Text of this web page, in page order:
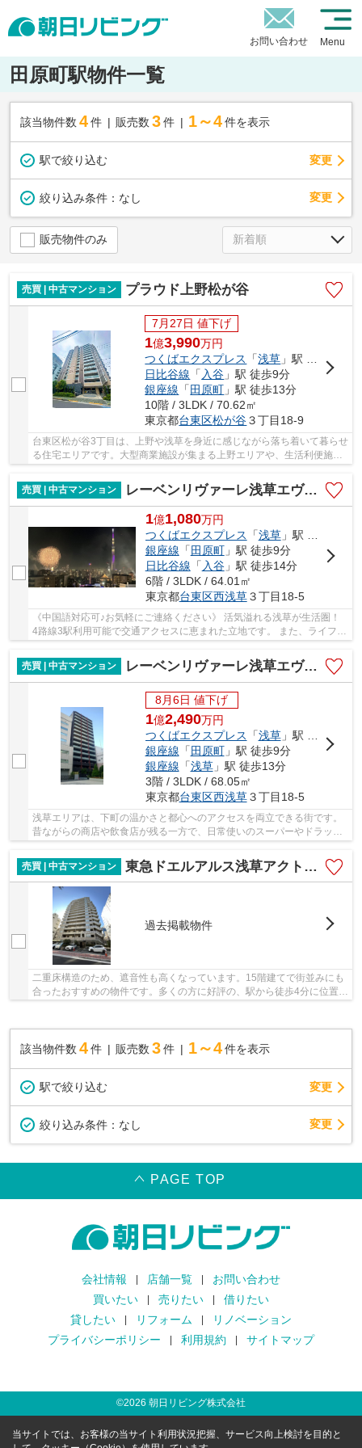
お問い合わせ Menu
田原町駅物件一覧
該当物件数 4件 販売数 3 件 1～4 件を表示
駅で絞り込む 変更
絞り込み条件： なし 変更
販売物件のみ
売買 | 中古マンション プラウド上野松が谷
7月27日 値下げ
1億3,990万円
つくばエクスプレス
「浅草 」駅 徒歩7分
日比谷線 「 入谷 」駅 徒歩9分
銀座線 「 田原町 」駅 徒歩13分
10階 / 3LDK / 70.62㎡
東京都台東区松が谷３丁目18-9
台東区松が谷3丁目は、上野や浅草を身近に感じながら落ち着いて暮らせ
る住宅エリアです。大型商業施設が集まる上野エリアや、生活利便施設
の揃う浅草エリアが生活圏となり、買い物や外...
売買 | 中古マンション
レーベンリヴァーレ浅草エヴァープライド
1億1,080万円
つくばエクスプレス
「浅草」駅 徒歩2分
銀座線 「 田原町」駅 徒歩9分
日比谷線 「 入谷」駅 徒歩14分
6階 / 3LDK / 64.01㎡
東京都台東区西浅草３丁目18-5
《中国語対応可♪お気軽にご連絡ください》 活気溢れる浅草が生活圏！
4路線3駅利用可能で交通アクセスに恵まれた立地です。 また、ライフ浅
草店が隣接している他、コンビニや郵便局、...
売買 | 中古マンション
レーベンリヴァーレ浅草エヴァ―プライド
8月6日 値下げ
1億2,490万円
つくばエクスプレス 「浅草」駅 徒歩2分
銀座線 「田原町」駅 徒歩9分
銀座線 「浅草」駅 徒歩13分
3階 / 3LDK / 68.05㎡
東京都台東区西浅草３丁目18-5
浅草エリアは、下町の温かさと都心へのアクセスを両立できる街です。
昔ながらの商店や飲食店が残る一方で、日常使いのスーパーやドラッグ
ストアも揃い、生活環境は非常に充実していま...
売買 | 中古マンション
東急ドエルアルス浅草アクトタワー
過去掲載物件
二重床構造のため、遮音性も高くなっています。15階建てで街並みにも
合ったおすすめの物件です。多くの方に好評の、駅から徒歩4分に位置す
該当物件数 4件 販売数 3 件 1～4 件を表示
駅で絞り込む 変更
絞り込み条件： なし 変更
PAGE TOP
会社情報 店舗一覧
お問い合わせ
買いたい
売りたい
借りたい
貸したい
リフォーム
リノベーション
プライバシーポリシー
利用規約 サイトマップ
©2026 朝日リビング株式会社
当サイトでは、お客様の当サイト利用状況把握、サービス向上検討を目的と